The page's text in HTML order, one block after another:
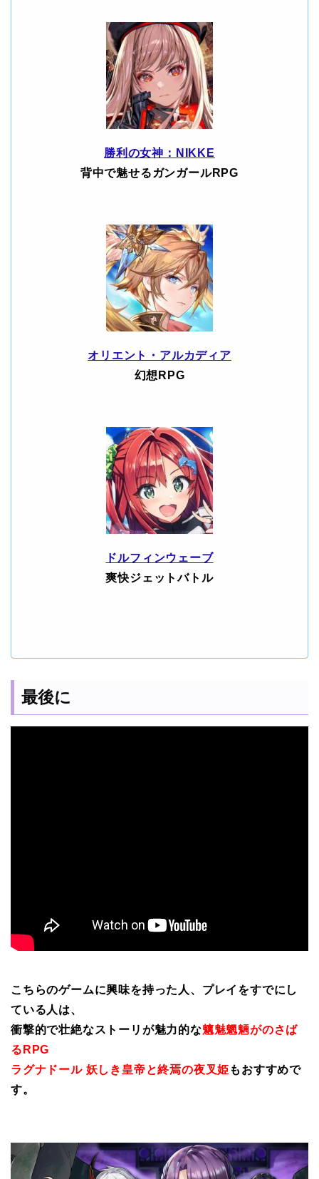
勝利の女神：NIKKE
背中で魅せるガンガールRPG
オリエント・アルカディア
幻想RPG
ドルフィンウェーブ
爽快ジェットバトル
最後に
こちらのゲームに興味を持った人、プレイをすでにし
ている人は、
衝撃的で壮絶なストーリが魅力的な魑魅魍魎がのさば
るRPG
ラグナドール 妖しき皇帝と終焉の夜叉姫 もおすすめで
す。